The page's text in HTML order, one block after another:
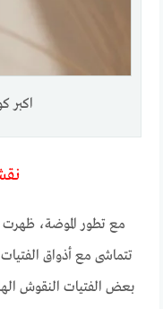
اكبر
مع تطور الموضة،
تتماشى مع أذواق
بعض الفتيات النقوش